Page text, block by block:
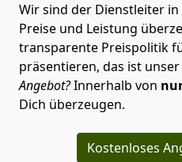
Wir sind der Dienstleiter
Preise und Leistung
transparente Preispolitik
präsentieren, das ist
Angebot?Innerhalb von
Dich überzeugen.
Kostenloses